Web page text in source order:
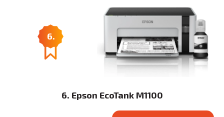
6.
6. Epson EcoTank M1100